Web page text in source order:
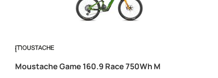
Moustache Game 160.9 Race 750Wh M